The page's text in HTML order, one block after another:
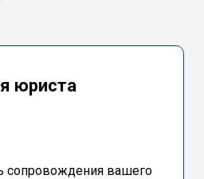
юриста
сопровождения вашего